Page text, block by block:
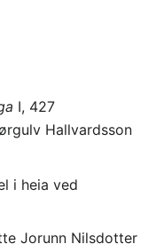
I, 427
Hallvardsson
i heia ved
Jorunn Nilsdotter